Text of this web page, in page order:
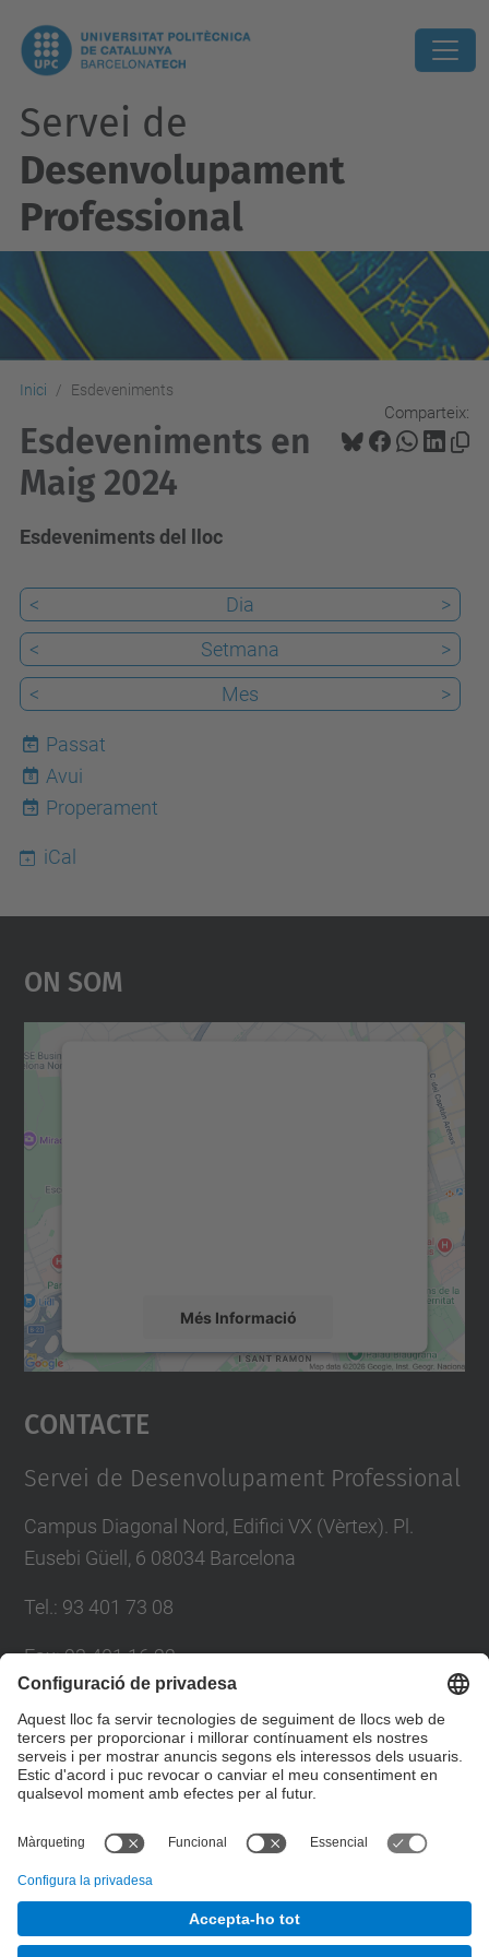
Servei de
Desenvolupament
Professional
Inici Esdeveniments
Comparteix:
Esdeveniments en
Maig 2024
Esdeveniments del lloc
< Dia
>
<
Setmana
>
<
Mes >
Passat
8
Avui
Properament
iCal
On Som
Més Informació
Accepta
powered by
Contacte
Servei de Desenvolupament Professional
Campus Diagonal Nord, Edifici VX (Vèrtex). Pl.
Eusebi Güell, 6 08034 Barcelona
Tel. : 93 401 73 08
Fax:93 401 16 22
Directori UPC
Formulari de contacte
Servei de Desenvolupament Professional. SDP.